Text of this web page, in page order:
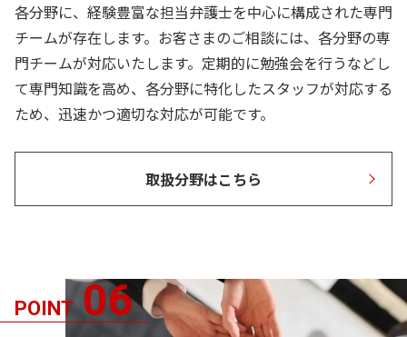
各分野に、経験豊富な担当弁護士を中心に構成された専門
チームが存在します。お客さまのご相談には、各分野の専
門チームが対応いたします。定期的に勉強会を行うなどし
て専門知識を高め、各分野に特化したスタッフが対応する
ため、迅速かつ適切な対応が可能です。
取扱分野はこちら
POINT 06